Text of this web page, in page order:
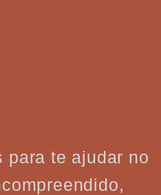
para te ajudar no